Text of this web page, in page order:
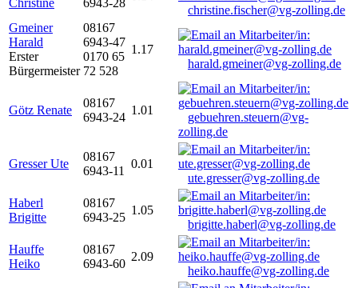
Christine
6943-28
christine.fischer@vg-zolling.de
Gmeiner
Harald
Erster
Bürgermeister
08167
6943-47
0170 65
72 528
1.17
harald.gmeiner@vg-zolling.de
Götz Renate
08167
6943-24
1.01
gebuehren.steuern@vg-
zolling.de
Gresser Ute
08167
6943-11
0.01
ute.gresser@vg-zolling.de
Haberl
Brigitte
08167
6943-25
1.05
brigitte.haberl@vg-zolling.de
Hauffe
Heiko
08167
6943-60
2.09
heiko.hauffe@vg-zolling.de